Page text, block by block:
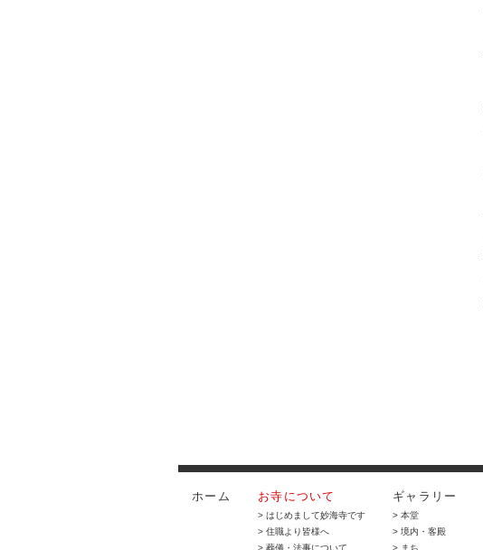
ホーム お寺について
> はじめまして妙海寺です
> 住職より皆様へ
> 葬儀・法事について
ギャラリー
> 本堂
> 境内・客殿
> まち